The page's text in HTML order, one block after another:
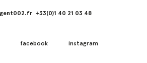
+33(0)1 40 21 03 48
facebook instagram